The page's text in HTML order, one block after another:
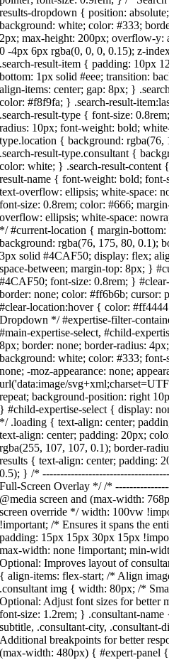
results-dropdown { position:
background: white; color: #333;
2px; max-height: 200px; overflow-y:
0 -4px 6px rgba(0, 0, 0, 0.15); z-
.search-result-item { padding: 10px
bottom: 1px solid #eee; transition:
align-items: center; gap: 8px; }
color: #f8f9fa; } .search-result-
.search-result-type { font-size:
radius: 10px; font-weight: bold;
type.location { background:
.search-result-type.consultant {
color: white; } .search-result-
result-name { font-weight: bold;
text-overflow: ellipsis; white-space:
font-size: 0.8rem; color: #666;
overflow: ellipsis; white-space:
*/ #current-location { margin-
background: rgba(76, 175, 80, 0.1);
3px solid #4CAF50; display: flex;
space-between; margin-top: 8px; }
#4CAF50; font-size: 0.8rem; }
border: none; color: #ff6b6b; cursor:
#clear-location:hover { color:
Dropdown */ #expertise-filter-
#main-expertise-select, #child-
8px; border: none; border-radius:
background: white; color: #333; font-
none; -moz-appearance: none;
url('data:image/
repeat; background-position: right
} #child-expertise-select { display:
*/ .loading { text-align: center;
text-align: center; padding: 20px;
rgba(255, 107, 107, 0.1); border-
results { text-align: center; padding:
0.5); } /*
Full-Screen Overlay */ /*
@media screen and (max-width:
screen override */ width: 100vw
!important; /* Ensures it spans the
padding: 15px 15px 30px 15px
max-width: none !important; min-
Optional: Improves layout of
{ align-items: flex-start; /* Align
.consultant img { width: 80px; /*
Optional: Adjust font sizes for better
font-size: 1.2rem; } .consultant-
subtitle, .consultant-city,
Additional breakpoints for better
(max-width: 480px) { #expert-panel